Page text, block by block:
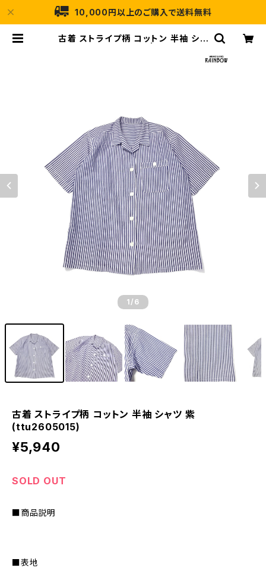
10,000円以上のご購入で送料無料
古着 ストライプ柄 コットン 半袖 シャ
1 /6
古着 ストライプ柄 コットン 半袖 シャツ 紫
(ttu2605015)
¥5,940
SOLD OUT
■商品説明
■表地